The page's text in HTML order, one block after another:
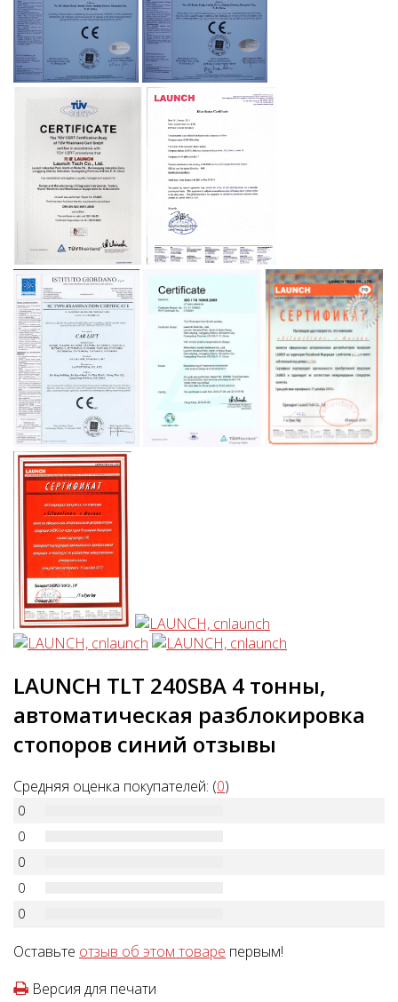
LAUNCH TLT 240SBA 4 тонны,
автоматическая разблокировка
стопоров синий отзывы
Средняя оценка покупателей: (0)
0
0
0
0
0
Оставьте отзыв об этом товаре первым!
Версия для печати